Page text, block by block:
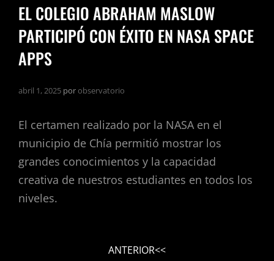
EL COLEGIO ABRAHAM MASLOW
PARTICIPÓ CON ÉXITO EN NASA SPACE
APPS
abril 1, 2025 porobservatorio
El certamen realizado por la NASA en el
municipio de Chía permitió mostrar los
grandes conocimientos y la capacidad
creativa de nuestros estudiantes en todos los
niveles.
ANTERIOR